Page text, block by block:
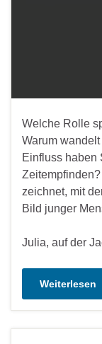
Welche Rolle
Warum
Einfluss haben
zeichnet, mit
Bild junger
Julia, auf der
Weiterlesen